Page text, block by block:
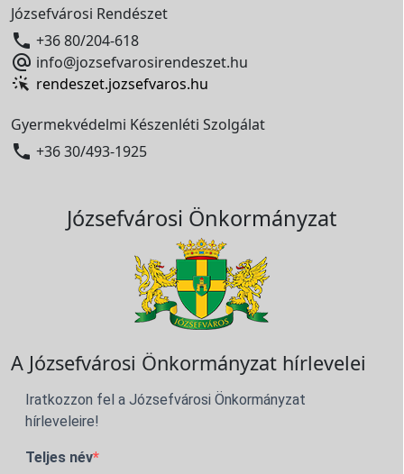
Józsefvárosi Rendészet
 +36 80/204-618
 info@jozsefvarosirendeszet.hu
rendeszet.jozsefvaros.hu
Gyermekvédelmi Készenléti Szolgálat
 +36 30/493-1925
Józsefvárosi Önkormányzat
A Józsefvárosi Önkormányzat hírlevelei
Iratkozzon fel a Józsefvárosi Önkormányzat
hírleveleire!
Teljes név